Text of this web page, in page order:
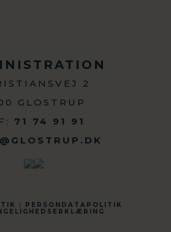
2
GLOSTRUP
71 74 91 91
|
PERSONDATAPOLITIK